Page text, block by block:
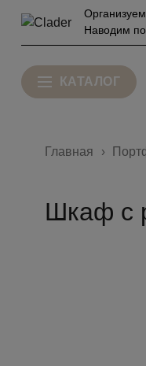
Наводим
КАТАЛОГ
Главная
Шкаф с